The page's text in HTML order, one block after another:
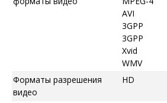
AVI
3GPP
3GPP
Xvid
WMV
Форматы разрешения
видео
HD